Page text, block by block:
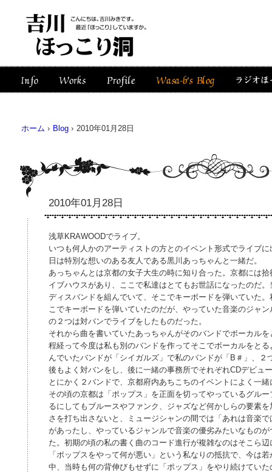
ホーム › Blog › 2010年01月28日
2010年01月28日
浅草KRAWOODでライブ。
いつも何人かのアーティストの方とのイベント形式でライブ
日は特別な想いのある友人である黒川あっちゃんと一緒だ。
あっちゃんとは京都の女子大生の時に知り合った。京都には
イブハウスがあり、ここで私達はとてもお世話になったのだ
ディスバンドを組んでいて、そこでキーボードを弾いていた
こでキーボードを弾いていたのだが、やっていた音楽のジャ
の２つは対バンでライブをしたものだった。
それから曲を書いていたあっちゃんがそのバンドでボーカル
程経って今度は私も別のバンドを作ってそこでボーカルをと
んでいたバンドが「シイガルズ」で私のバンドが「B＃」、２
後もよく対バンをし、後に一緒の事務所でそれぞれCDデビュ
とにかく２バンドで、京都府内あちこちのイベントによく一緒
その頃の京都は「ポップス」を正面を切ってやっているグル
るにしてもブルースやファンク、ジャズなど何かしらの要素
さを打ち出さないと、ミュージシャンの間では「あれは音楽
があったし、やっているジャンルで音楽の優劣みたいなもの
た。初期の頃の私の書く曲のコード進行が複雑なのはそこら
「ポップスをやって何が悪い」という私なりの抵抗で、今は
中、当時も何の背伸びもせずに「ポップス」をやり続けてい